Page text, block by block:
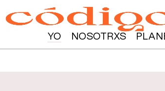
YO NOSOTRXS